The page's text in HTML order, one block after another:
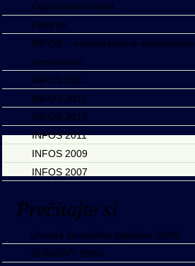
Odporúčané videá
Pošli tip
INFOS – medzinárodné informatické
sympózium
INFOS 2017
INFOS 2015
INFOS 2013
INFOS 2011
INFOS 2009
INFOS 2007
Prečítajte si
Úhrada členského poplatku SSKK
STANOVY SSKK